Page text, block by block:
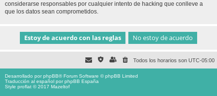
considerarse responsables por cualquier intento de hacking que conlleve a
que los datos sean comprometidos.
Todos los horarios son UTC-05:00
Desarrollado porphpBB® Forum Software © phpBB Limited
Traducción al español porphpBB España
Style proflat © 2017 Mazeltof